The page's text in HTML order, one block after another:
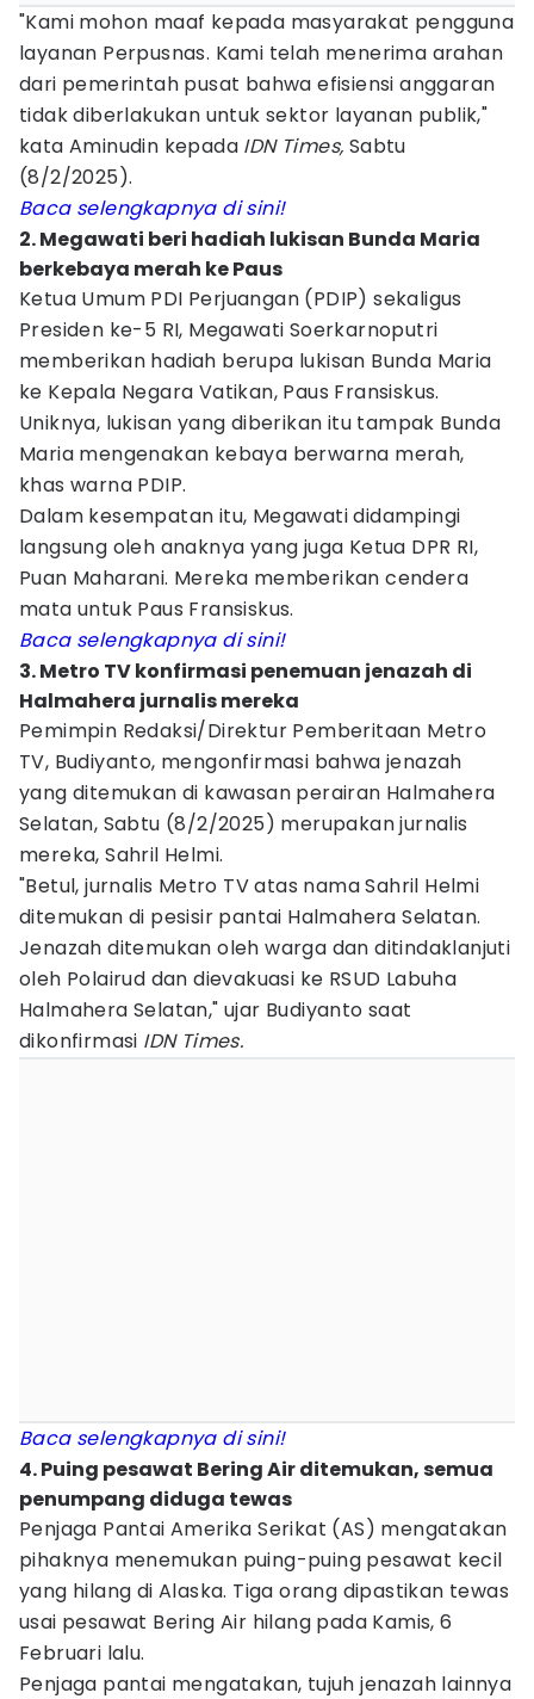
"Kami mohon maaf kepada masyarakat pengguna
layanan Perpusnas. Kami telah menerima arahan
dari pemerintah pusat bahwa efisiensi anggaran
tidak diberlakukan untuk sektor layanan publik,"
kata Aminudin kepada IDN Times, Sabtu
(8/2/2025).
Baca selengkapnya di sini!
2. Megawati beri hadiah lukisan Bunda Maria
berkebaya merah ke Paus
Ketua Umum PDI Perjuangan (PDIP) sekaligus
Presiden ke-5 RI, Megawati Soerkarnoputri
memberikan hadiah berupa lukisan Bunda Maria
ke Kepala Negara Vatikan, Paus Fransiskus.
Uniknya, lukisan yang diberikan itu tampak Bunda
Maria mengenakan kebaya berwarna merah,
khas warna PDIP.
Dalam kesempatan itu, Megawati didampingi
langsung oleh anaknya yang juga Ketua DPR RI,
Puan Maharani. Mereka memberikan cendera
mata untuk Paus Fransiskus.
Baca selengkapnya di sini!
3. Metro TV konfirmasi penemuan jenazah di
Halmahera jurnalis mereka
Pemimpin Redaksi/Direktur Pemberitaan Metro
TV, Budiyanto, mengonfirmasi bahwa jenazah
yang ditemukan di kawasan perairan Halmahera
Selatan, Sabtu (8/2/2025) merupakan jurnalis
mereka, Sahril Helmi.
"Betul, jurnalis Metro TV atas nama Sahril Helmi
ditemukan di pesisir pantai Halmahera Selatan.
Jenazah ditemukan oleh warga dan ditindaklanjuti
oleh Polairud dan dievakuasi ke RSUD Labuha
Halmahera Selatan," ujar Budiyanto saat
dikonfirmasi IDN Times.
Baca selengkapnya di sini!
4. Puing pesawat Bering Air ditemukan, semua
penumpang diduga tewas
Penjaga Pantai Amerika Serikat (AS) mengatakan
pihaknya menemukan puing-puing pesawat kecil
yang hilang di Alaska. Tiga orang dipastikan tewas
usai pesawat Bering Air hilang pada Kamis, 6
Februari lalu.
Penjaga pantai mengatakan, tujuh jenazah lainnya